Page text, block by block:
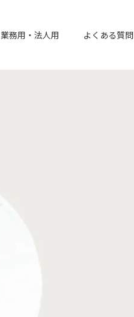
業務用・法人用 よくある質問